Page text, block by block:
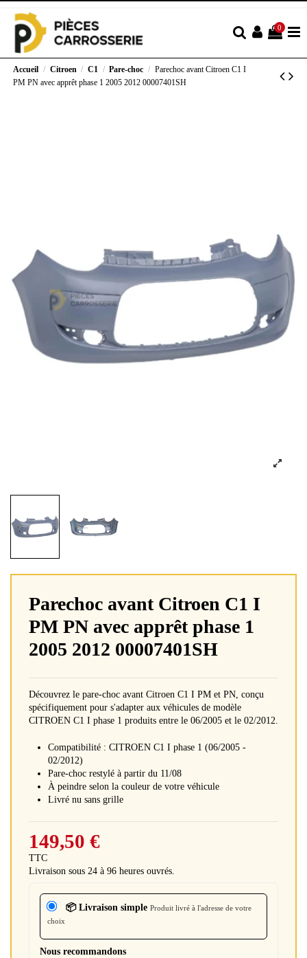
0
Accueil Citroen C1 Pare-choc
Parechoc avant Citroen C1 I
PM PN avec apprêt phase 1 2005 2012 00007401SH
Parechoc avant Citroen C1 I
PM PN avec apprêt phase 1
2005 2012 00007401SH
Découvrez le pare-choc avant Citroen C1 I PM et PN, conçu
spécifiquement pour s'adapter aux véhicules de modèle
CITROEN C1 I phase 1 produits entre le 06/2005 et le 02/2012.
Compatibilité : CITROEN C1 I phase 1 (06/2005 -
02/2012)
Pare-choc restylé à partir du 11/08
À peindre selon la couleur de votre véhicule
Livré nu sans grille
149,50 €
TTC
Livraison sous 24 à 96 heures ouvrés.
📦 Livraison simple Produit livré à l'adresse de votre
choix
Nous recommandons